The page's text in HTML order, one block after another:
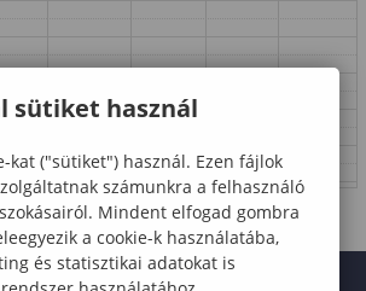
sütiket használ
kat ("sütiket") használ. Ezen fájlok
számunkra a felhasználó
Mindent elfogad gombra
a cookie-k használatába,
és statisztikai adatokat is